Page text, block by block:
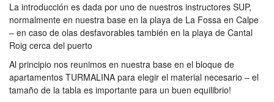
La introducción es dada por uno de nuestros instructores SUP,
normalmente en nuestra base en la playa de La Fossa en Calpe
– en caso de olas desfavorables también en la playa de Cantal
Roig cerca del puerto
Al principio nos reunimos en nuestra base en el bloque de
apartamentos TURMALINA para elegir el material necesario – el
tamaño de la tabla es importante para un buen equilibrio!